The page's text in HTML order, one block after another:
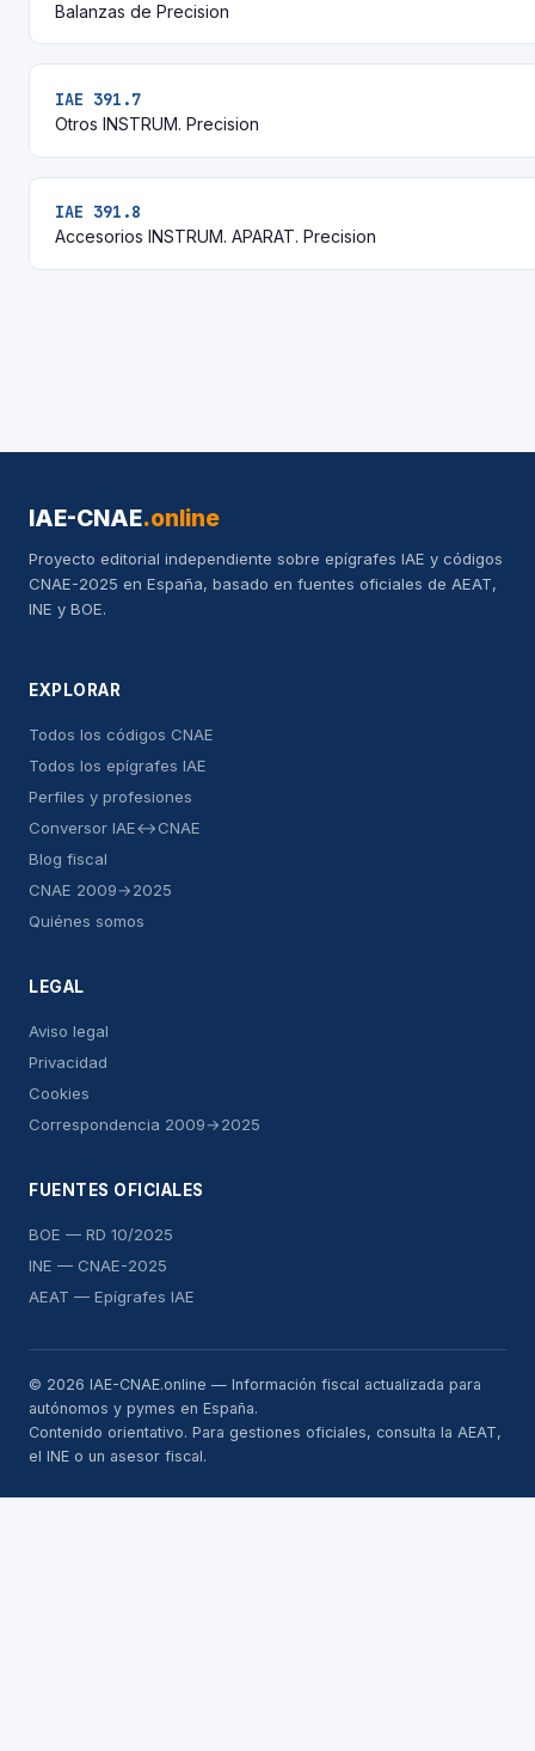
Balanzas de Precision
IAE 391.7
Otros INSTRUM. Precision
IAE 391.8
Accesorios INSTRUM. APARAT. Precision
IAE-CNAE.online
Proyecto editorial independiente sobre epígrafes IAE y códigos
CNAE-2025 en España, basado en fuentes oficiales de AEAT,
INE y BOE.
EXPLORAR
Todos los códigos CNAE
Todos los epígrafes IAE
Perfiles y profesiones
Conversor IAE↔CNAE
Blog fiscal
CNAE 2009→2025
Quiénes somos
LEGAL
Aviso legal
Privacidad
Cookies
Correspondencia 2009→2025
FUENTES OFICIALES
BOE — RD 10/2025
INE — CNAE-2025
AEAT — Epígrafes IAE
© 2026 IAE-CNAE.online — Información fiscal actualizada para
autónomos y pymes en España.
Contenido orientativo. Para gestiones oficiales, consulta la AEAT,
el INE o un asesor fiscal.